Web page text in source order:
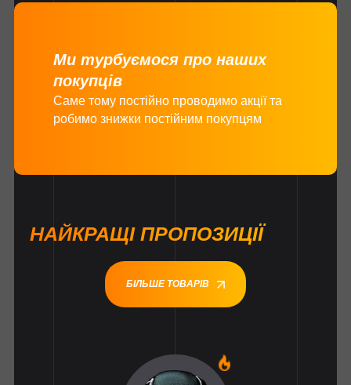
Ми турбуємося про наших
покупців
Саме тому постійно проводимо акції та
робимо знижки постійним покупцям
НАЙКРАЩІ ПРОПОЗИЦІЇ
БІЛЬШЕ ТОВАРІВ